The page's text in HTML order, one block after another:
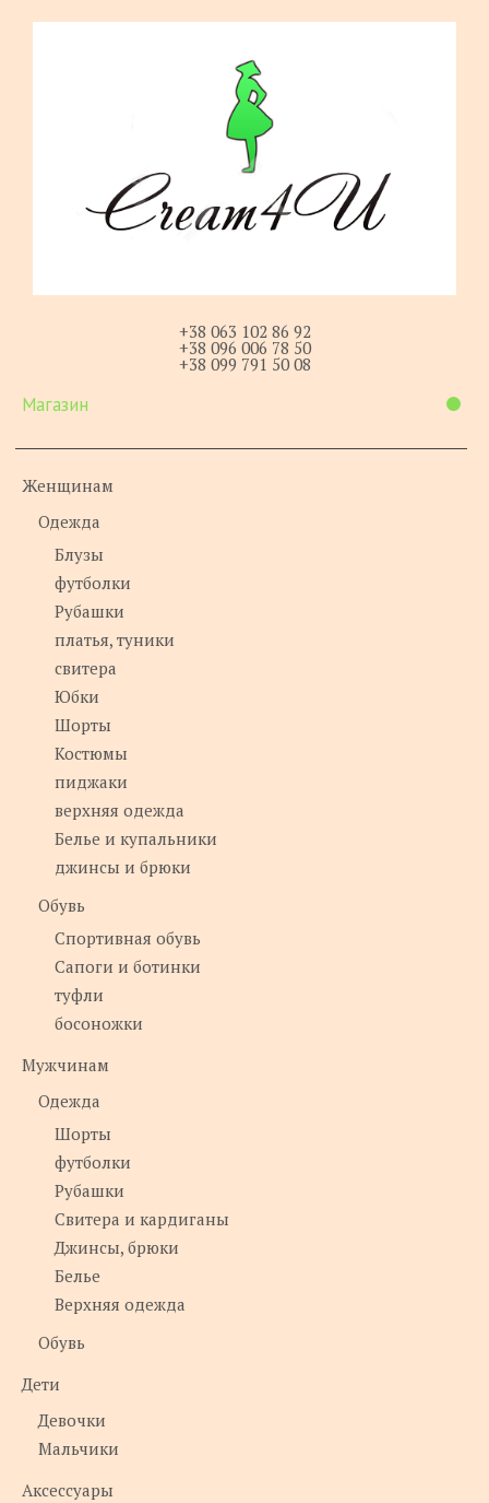
+38 063 102 86 92
+38 096 006 78 50
+38 099 791 50 08
Магазин
Женщинам
Одежда
Блузы
футболки
Рубашки
платья, туники
свитера
Юбки
Шорты
Костюмы
пиджаки
верхняя одежда
Белье и купальники
джинсы и брюки
Обувь
Спортивная обувь
Сапоги и ботинки
туфли
босоножки
Мужчинам
Одежда
Шорты
футболки
Рубашки
Свитера и кардиганы
Джинсы, брюки
Белье
Верхняя одежда
Обувь
Дети
Девочки
Мальчики
Аксессуары